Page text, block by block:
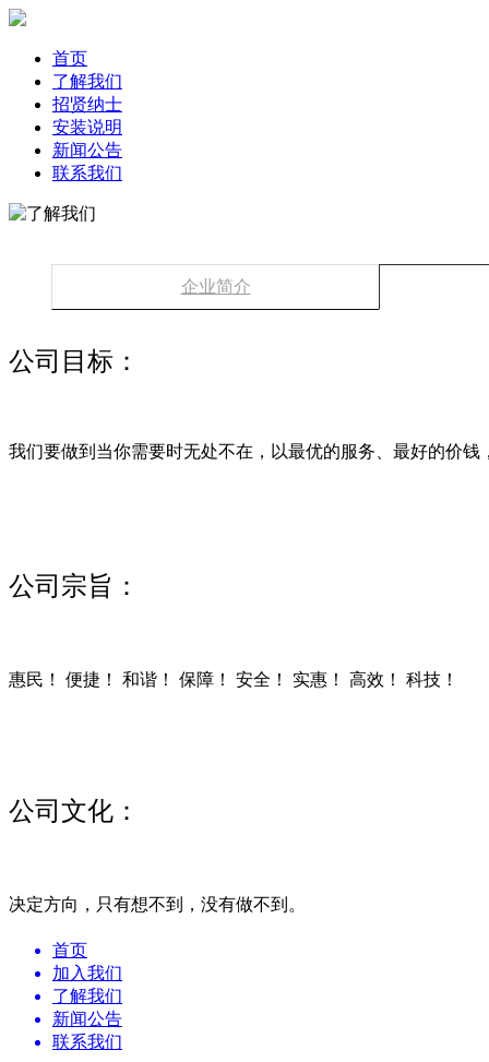
首页
了解我们
招贤纳士
安装说明
新闻公告
联系我们
企业简介
公司目标：
我们要做到当你需要时无处不在，以最优的服务、最好的价钱
公司宗旨：
惠民！ 便捷！ 和谐！ 保障！ 安全！ 实惠！ 高效！ 科技！
公司文化：
决定方向，只有想不到，没有做不到。
首页
加入我们
了解我们
新闻公告
联系我们